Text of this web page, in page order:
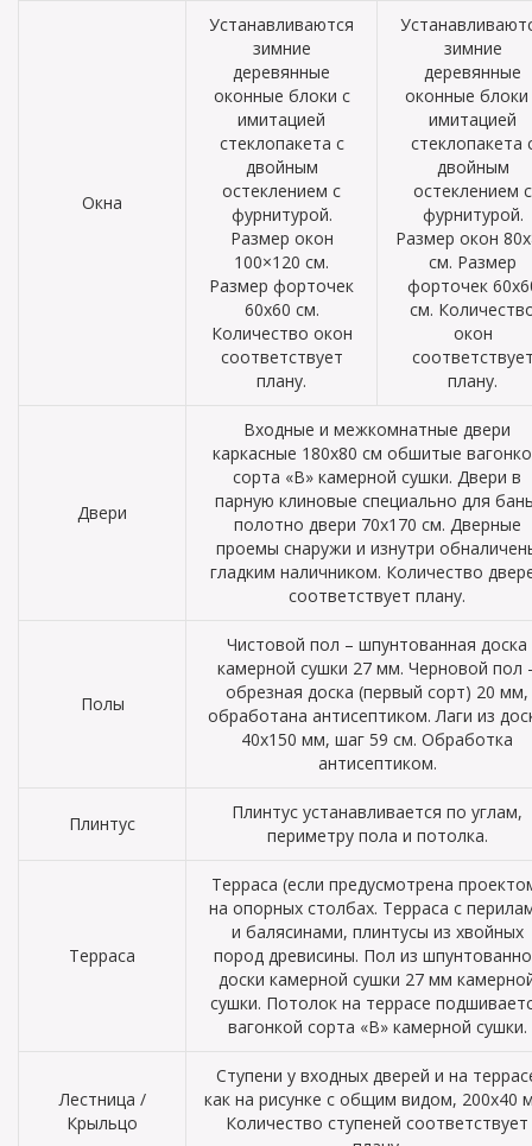
Окна
Устанавливаются
зимние
деревянные
оконные блоки с
имитацией
стеклопакета с
двойным
остеклением с
фурнитурой.
Размер окон
100×120 см.
Размер форточек
60х60 см.
Количество окон
соответствует
плану.
зимние
деревянные
оконные блоки
имитацией
стеклопакета
двойным
остеклением с
фурнитурой.
Размер окон
см. Размер
форточек
см.
окон
плану.
Двери
Входные и межкомнатные двери
каркасные 180х80 см обшитые
сорта «В» камерной сушки. Двери в
парную клиновые специально для
полотно двери 70х170 см. Дверные
проемы снаружи и изнутри
гладким наличником. Количество
соответствует плану.
Полы
Чистовой пол – шпунтованная доска
камерной сушки 27 мм. Черновой пол
обрезная доска (первый сорт) 20 мм,
обработана антисептиком. Лаги из
40х150 мм, шаг 59 см. Обработка
антисептиком.
Плинтус
Плинтус устанавливается по углам,
периметру пола и потолка.
Терраса
Терраса (если предусмотрена
на опорных столбах. Терраса с
и балясинами, плинтусы из хвойных
пород древисины. Пол из
доски камерной сушки 27 мм
сушки. Потолок на террасе
вагонкой сорта «В» камерной сушки.
Лестница /
Крыльцо
Ступени у входных дверей и на
как на рисунке с общим видом, 200х40
Количество ступеней соответствует